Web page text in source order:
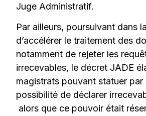
Juge Administratif.
Par ailleurs, poursuivant dans
d’accélérer le traitement des
notamment de rejeter les
irrecevables, le décret JADE
magistrats pouvant statuer par
possibilité de déclarer
alors que ce pouvoir était